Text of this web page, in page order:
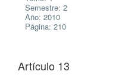
Semestre: 2
Año: 2010
Página: 210
Artículo 13